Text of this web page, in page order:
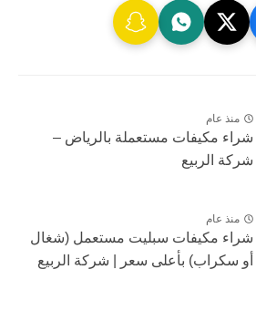
منذ عام
شراء مكيفات مستعملة بالرياض –
شركة الربيع
منذ عام
شراء مكيفات سبليت مستعمل (شغال
أو سكراب) بأعلى سعر | شركة الربيع